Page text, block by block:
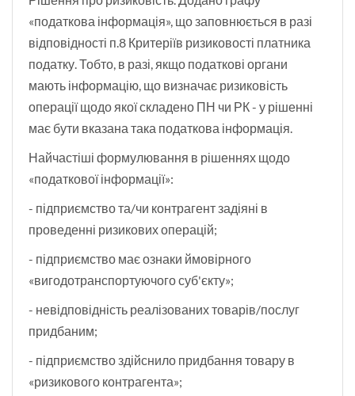
«податкова інформація», що заповнюється в разі
відповідності п.8 Критеріїв ризиковості платника
податку. Тобто, в разі, якщо податкові органи
мають інформацію, що визначає ризиковість
операції щодо якої складено ПН чи РК - у рішенні
має бути вказана така податкова інформація.
Найчастіші формулювання в рішеннях щодо
«податкової інформації»:
- підприємство та/чи контрагент задіяні в
проведенні ризикових операцій;
- підприємство має ознаки ймовірного
«вигодотранспортуючого суб'єкту»;
- невідповідність реалізованих товарів/послуг
придбаним;
- підприємство здійснило придбання товару в
«ризикового контрагента»;